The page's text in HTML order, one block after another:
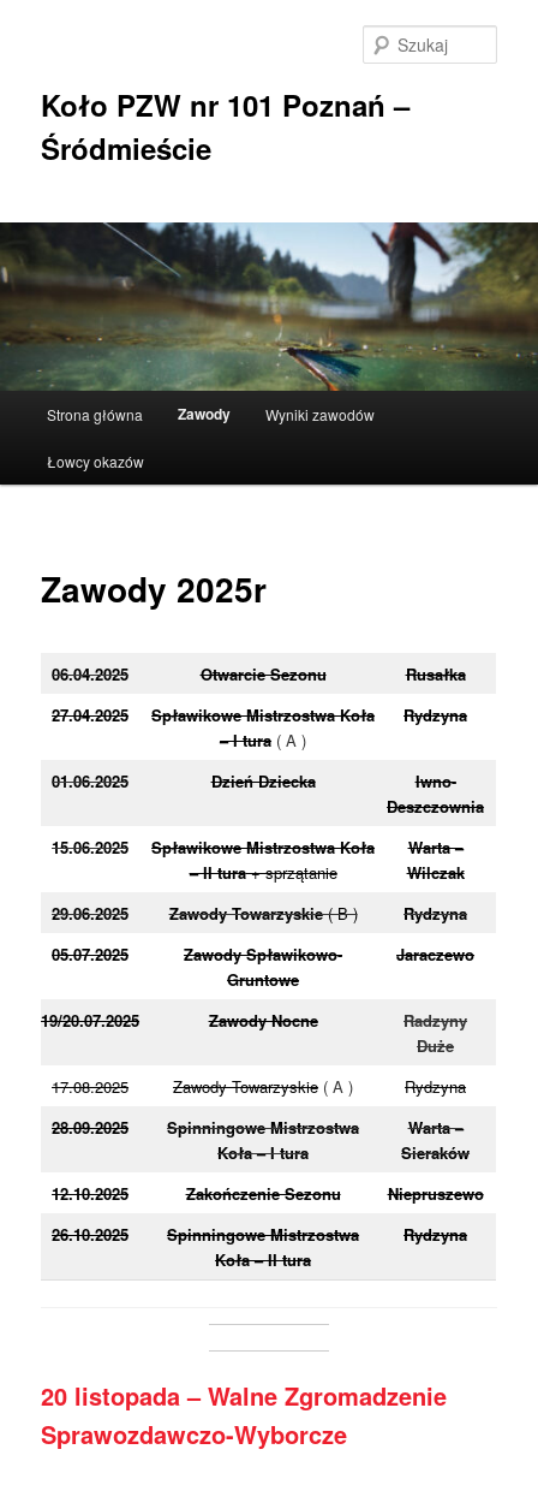
Koło PZW nr 101 Poznań –
Śródmieście
Strona główna Zawody Wyniki zawodów
Łowcy okazów
Zawody 2025r
06.04.2025 Otwarcie Sezonu
Rusałka
27.04.2025
Spławikowe Mistrzostwa Koła
– I tura ( A )
Rydzyna
01.06.2025 Dzień Dziecka
Iwno-
Deszczownia
15.06.2025
Spławikowe Mistrzostwa Koła
– II tura+ sprzątanie
Warta –
Wilczak
29.06.2025
Zawody Towarzyskie( B )
Rydzyna
05.07.2025
Zawody Spławikowo-
Gruntowe
Jaraczewo
19/20.07.2025 Zawody Nocne
Radzyny
Duże
17.08.2025
Zawody Towarzyskie ( A )
Rydzyna
28.09.2025
Spinningowe Mistrzostwa
Koła – I tura
Warta –
Sieraków
12.10.2025
Zakończenie Sezonu
Niepruszewo
26.10.2025
Spinningowe Mistrzostwa
Koła – II tura
Rydzyna
20 listopada – Walne Zgromadzenie
Sprawozdawczo-Wyborcze